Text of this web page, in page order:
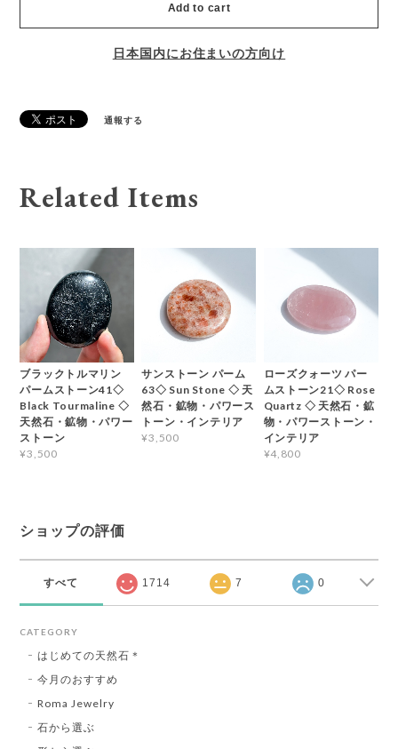
Add to cart
日本国内にお住まいの方向け
通報する
Related Items
ブラックトルマリン
パームストーン41◇
Black Tourmaline ◇
天然石・鉱物・パワー
ストーン
¥3,500
サンストーン パーム
63◇ Sun Stone ◇ 天
然石・鉱物・パワース
トーン・インテリア
¥3,500
ローズクォーツ パー
ムストーン21◇ Rose
Quartz ◇ 天然石・鉱
物・パワーストーン・
インテリア
¥4,800
ショップの評価
すべて 1714 7 0
CATEGORY
はじめての天然石＊
今月のおすすめ
Roma Jewelry
石から選ぶ